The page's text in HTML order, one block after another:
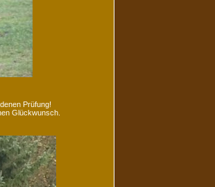
Prüfung!
Glückwunsch.